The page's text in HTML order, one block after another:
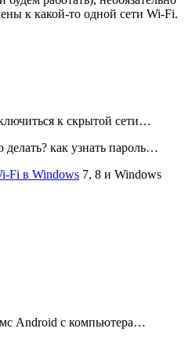
к какой-то одной сети Wi-Fi.
к скрытой сети…
как узнать пароль…
Fi в Windows 7, 8 и Windows
Android с компьютера…